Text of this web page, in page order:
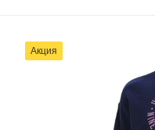
Акция